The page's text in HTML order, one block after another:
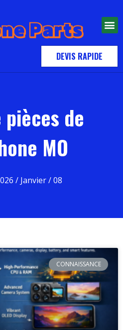
DEVIS RAPIDE
de
MO
/ Janvier/ 08
CONNAISSANCE